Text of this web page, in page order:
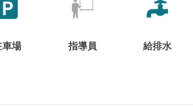
車場 指導員 給排水